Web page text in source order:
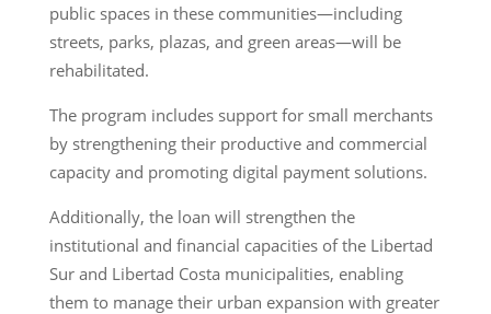
public spaces in these communities—including
streets, parks, plazas, and green areas—will be
rehabilitated.
The program includes support for small merchants
by strengthening their productive and commercial
capacity and promoting digital payment solutions.
Additionally, the loan will strengthen the
institutional and financial capacities of the Libertad
Sur and Libertad Costa municipalities, enabling
them to manage their urban expansion with greater